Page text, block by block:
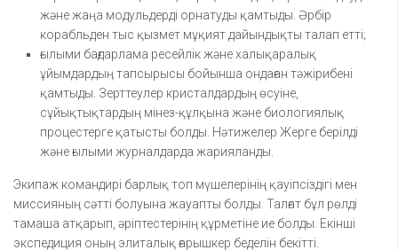
және жаңа модульдерді орнатуды қамтыды. Әрбір
корабльден тыс қызмет мұқият дайындықты талап етті;
ғылыми бағдарлама ресейлік және халықаралық
ұйымдардың тапсырысы бойынша ондаған тәжірибені
қамтыды. Зерттеулер кристалдардың өсуіне,
сұйықтықтардың мінез-құлқына және биологиялық
процестерге қатысты болды. Нәтижелер Жерге берілді
және ғылыми журналдарда жарияланды.
Экипаж командирі барлық топ мүшелерінің қауіпсіздігі мен
миссияның сәтті болуына жауапты болды. Талғат бұл рөлді
тамаша атқарып, әріптестерінің құрметіне ие болды. Екінші
экспедиция оның элиталық ғарышкер беделін бекітті.